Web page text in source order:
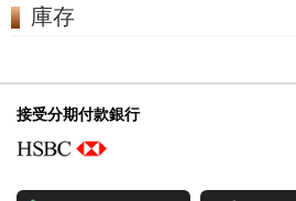
庫存
接受分期付款銀行